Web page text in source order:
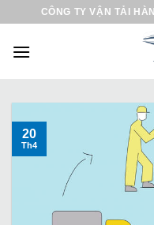
CÔNG TY VẬN TẢI
20
Th4